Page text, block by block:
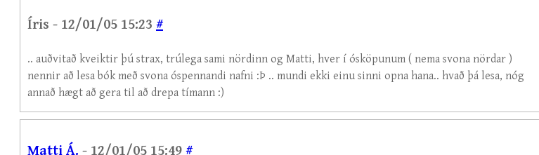
Íris - 12/01/05 15:23 #
.. auðvitað kveiktir þú strax, trúlega sami nördinn og Matti, hver í ósköpunum ( nema svona nördar )
nennir að lesa bók með svona óspennandi nafni :Þ .. mundi ekki einu sinni opna hana.. hvað þá lesa, nóg
annað hægt að gera til að drepa tímann :)
Matti Á. - 12/01/05 15:49 #